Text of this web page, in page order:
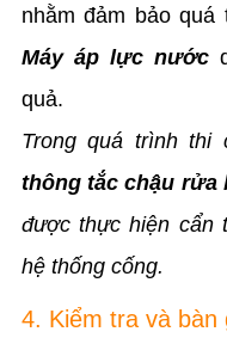
nhằm đảm bảo quá
Máy áp lực nước
quả.
Trong quá trình thi
thông tắc chậu rửa
được thực hiện cẩn
hệ thống cống.
4. Kiểm tra và bàn